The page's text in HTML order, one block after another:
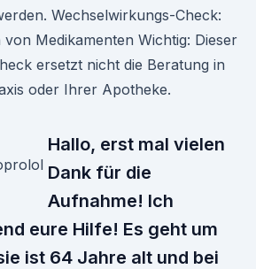
Wechselwirkungs-Check:
Medikamenten Wichtig: Dieser
ersetzt nicht die Beratung in
oder Ihrer Apotheke.
Hallo, erst mal vielen
Dank für die
Aufnahme! Ich
eure Hilfe! Es geht um
ist 64 Jahre alt und bei